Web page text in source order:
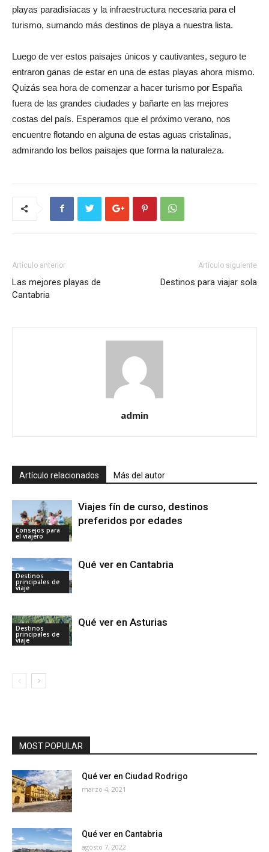
playas paradisíacas y la infraestructura necesaria para el
turismo, sumando más destinos de playa a nuestra lista.
Luego de ver estos paisajes únicos y cautivantes, seguro te
entraron ganas de estar en una de estas playas ahora mismo.
Quizás sea hora de comenzar a hacer turismo por España
fuera de las grandes ciudades y bañarte en las mejores
costas del país. Esperamos que el próximo verano, nos
encuentre flotando en alguna de estas aguas cristalinas,
admirando los bellos paisajes que forma la naturaleza.
Artículo anterior
Las mejores playas de
Cantabria
Artículo siguiente
Destinos para viajar sola
admin
Artículo relacionados Más del autor
Consejos para
el viajero
Viajes fín de curso, destinos
preferidos por edades
Destinos
principales de
viaje
Qué ver en Cantabria
Destinos
principales de
viaje
Qué ver en Asturias
MOST POPULAR
Qué ver en Ciudad Rodrigo
marzo 4, 2021
Qué ver en Cantabria
agosto 7, 2022